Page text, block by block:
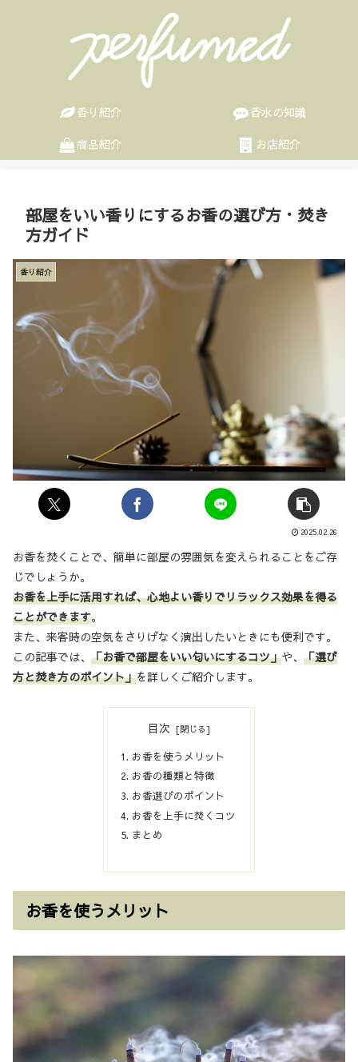
香り紹介
香水の知識
商品紹介
お店紹介
部屋をいい香りにするお香の選び方・焚き
方ガイド
香り紹介
2025.02.26
お香を焚くことで、簡単に部屋の雰囲気を変えられることをご存
じでしょうか。
お香を上手に活用すれば、心地よい香りでリラックス効果を得る
ことができます。
また、来客時の空気をさりげなく演出したいときにも便利です。
この記事では、 「お香で部屋をいい匂いにするコツ」や、 「選び
方と焚き方のポイント」を詳しくご紹介します。
目次
お香を使うメリット
お香の種類と特徴
お香選びのポイント
お香を上手に焚くコツ
まとめ
お香を使うメリット